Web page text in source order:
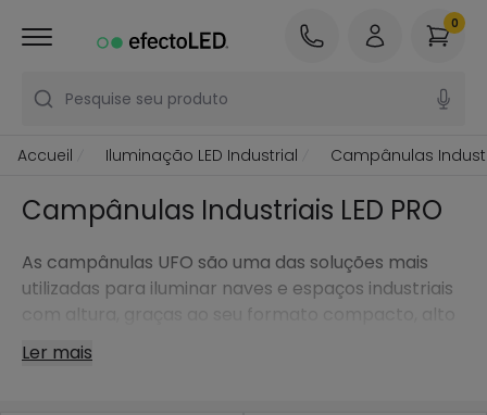
Pesquise seu produto
0
Accueil Iluminação LED Industrial Campânulas
Campânulas Industriais LED PRO
As campânulas UFO são uma das soluções mais
utilizadas para iluminar naves e espaços industriais
com altura, graças ao seu formato compacto, alto
rendimento e facilidade de instalação.
Ler mais